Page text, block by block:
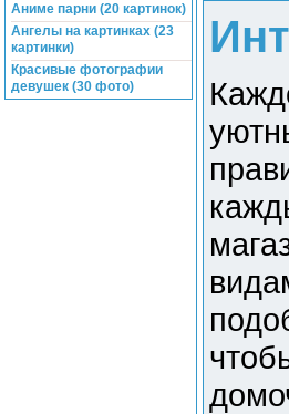
Аниме парни (20 картинок)
Ангелы на картинках (23
картинки)
Красивые фотографии
девушек (30 фото)